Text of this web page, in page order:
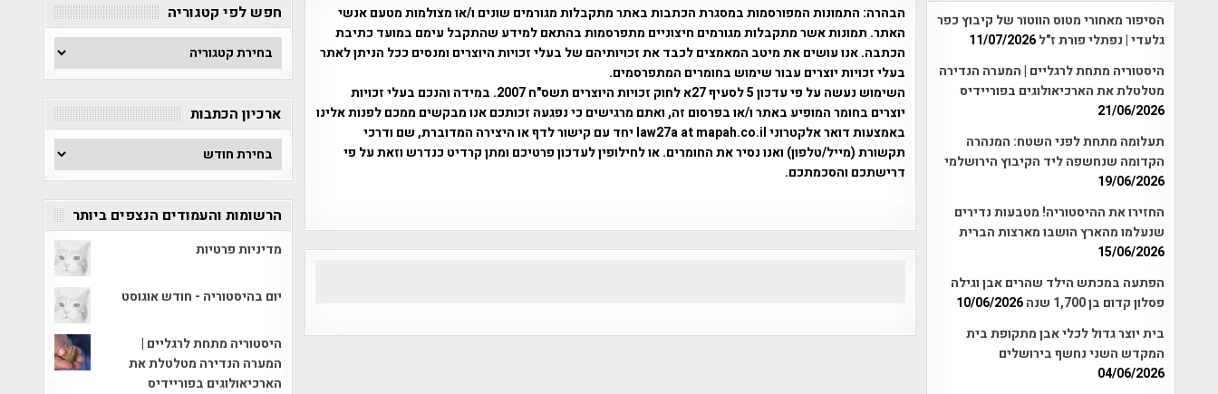
הבהרה: התמונות המפורסמות במסגרת הכתבות באתר מתקבלות מגורמים שונים ו/או מצולמות מטעם אנשי
האתר. תמונות אשר מתקבלות מגורמים חיצוניים מתפרסמות בהתאם למידע שהתקבל עימם במועד כתיבת
הכתבה. אנו עושים את מיטב המאמצים לכבד את זכויותיהם של בעלי זכויות היוצרים ומנסים ככל הניתן לאתר
בעלי זכויות יוצרים עבור שימוש בחומרים המתפרסמים.
השימוש נעשה על פי עדכון 5 לסעיף 27א לחוק זכויות היוצרים תשס"ח 2007. במידה והנכם בעלי זכויות
יוצרים בחומר המופיע באתר ו/או בפרסום זה, ואתם מרגישים כי נפגעה זכותכם אנו מבקשים ממכם לפנות אלינו
באמצעות דואר אלקטרוני law27a at mapah.co.il יחד עם קישור לדף או היצירה המדוברת, שם ודרכי
תקשורת (מייל/טלפון) ואנו נסיר את החומרים. או לחילופין לעדכון פרטיכם ומתן קרדיט כנדרש וזאת על פי
דרישתכם והסכמתכם.
הסיפור מאחורי מטוס הווטור של קיבוץ כפר
גלעדי | נפתלי פורת ז"ל11/07/2026
היסטוריה מתחת לרגליים | המערה הנדירה
מטלטלת את הארכיאולוגים בפוריידיס
21/06/2026
תעלומה מתחת לפני השטח: המנהרה
הקדומה שנחשפה ליד הקיבוץ הירושלמי
19/06/2026
החזירו את ההיסטוריה! מטבעות נדירים
שנעלמו מהארץ הושבו מארצות הברית
15/06/2026
הפתעה במכתש הילד שהרים אבן וגילה
פסלון קדום בן 1,700 שנה
10/06/2026
בית יוצר גדול לכלי אבן מתקופת בית
המקדש השני נחשף בירושלים
04/06/2026
חפש לפי קטגוריה
חפש
לפי
קטגוריה
ארכיון הכתבות
ארכיון
הכתבות
הרשומות והעמודים הנצפים ביותר
מדיניות פרטיות
יום בהיסטוריה - חודש אוגוסט
היסטוריה מתחת לרגליים |
המערה הנדירה מטלטלת את
הארכיאולוגים בפוריידיס